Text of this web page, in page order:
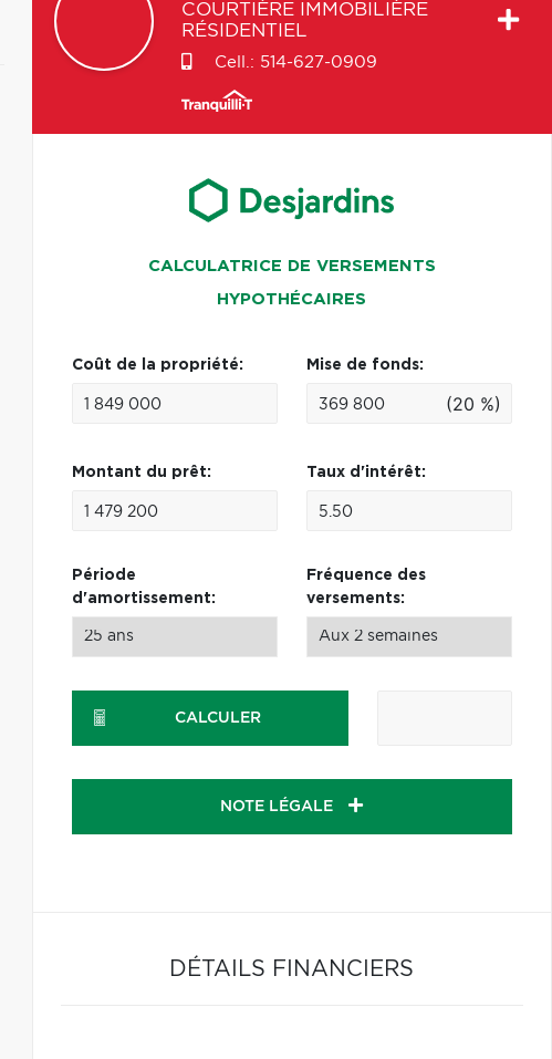
COURTIÈRE IMMOBILIÈRE
RÉSIDENTIEL
Cell.: 514-627-0909
CALCULATRICE DE VERSEMENTS
HYPOTHÉCAIRES
Coût de la propriété: Mise de fonds:
(20 %)
Montant du prêt: Taux d'intérêt:
Période
d'amortissement:
Fréquence des
versements:
CALCULER
NOTE LÉGALE
DÉTAILS FINANCIERS